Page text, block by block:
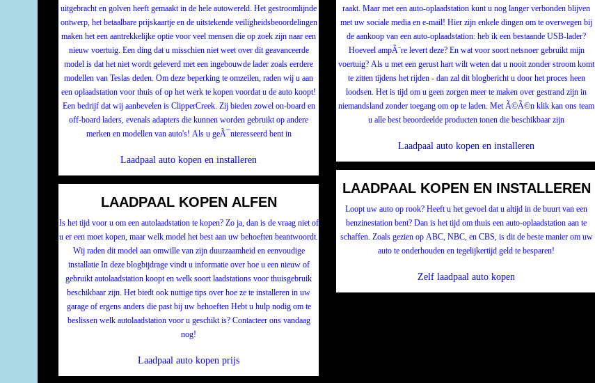
uitgebracht en golven heeft gemaakt in de hele autowereld. Het gestroomlijnde
ontwerp, het betaalbare prijskaartje en de uitstekende veiligheidsbeoordelingen
maken het een aantrekkelijke optie voor veel mensen die op zoek zijn naar een
nieuw voertuig. Een ding dat u misschien niet weet over dit geavanceerde
model is dat het niet wordt geleverd met een ingebouwde lader zoals eerdere
modellen van Teslas deden. Om deze beperking te omzeilen, raden wij u aan
een oplaadstation voor thuis of op het werk te kopen voordat u de auto koopt!
Een bedrijf dat wij aanbevelen is ClipperCreek. Zij bieden zowel on-board en
off-board laders, evenals adapters die kunnen worden gebruikt op andere
merken en modellen van auto's! Als u geÃ¯nteresseerd bent in
Laadpaal auto kopen en installeren
LAADPAAL KOPEN ALFEN
Is het tijd voor u om een autolaadstation te kopen? Zo ja, dan is de vraag niet of
u er een moet kopen, maar welk model het best aan uw behoeften beantwoordt.
Wij raden dit model aan omwille van zijn duurzaamheid en eenvoudige
installatie In deze blogbijdrage vindt u informatie over hoe u een nieuw of
gebruikt autolaadstation koopt en welk soort laadstations voor thuisgebruik
beschikbaar zijn. Het biedt ook nuttige tips over hoe ze te installeren in uw
garage of ergens anders die past bij uw behoeften Hebt u hulp nodig om te
beslissen welk autolaadstation voor u geschikt is? Contacteer ons vandaag
nog!
Laadpaal auto kopen prijs
raakt. Maar met een auto-oplaadstation kunt u nog langer verbonden blijven
met uw sociale media en e-mail! Hier zijn enkele dingen om te overwegen bij
de aankoop van een auto-oplaadstation: heb ik een bestaande USB-lader?
Hoeveel ampÃ¨re levert deze? En wat voor soort netsnoer gebruikt mijn
voertuig? Als u met een gerust hart wilt weten dat u nooit zonder stroom komt
te zitten tijdens het rijden - dan zal dit blogbericht u door het proces heen
loodsen. Het is tijd om u geen zorgen meer te maken over gestrand zijn in
niemandsland zonder toegang om op te laden. Met Ã©Ã©n klik kan ons team
u alle best beoordeelde producten tonen die beschikbaar zijn
Laadpaal auto kopen en installeren
LAADPAAL KOPEN EN INSTALLEREN
Loopt uw auto op rook? Heeft u het gevoel dat u altijd in de buurt van een
benzinestation bent? Dan is het tijd om thuis een auto-oplaadstation aan te
schaffen. Zoals gezien op ABC, NBC, en CBS, is dit de beste manier om uw
auto te onderhouden en tegelijkertijd geld te besparen!
Zelf laadpaal auto kopen